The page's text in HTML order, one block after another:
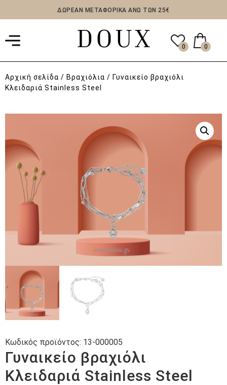
ΔΩΡΕΑΝ ΜΕΤΑΦΟΡΙΚΑ ΑΝΩ ΤΩΝ 25€
0 0
Αρχική σελίδα / Βραχιόλια / Γυναικείο βραχιόλι
Κλειδαριά Stainless Steel
Γυναικείο βραχιόλι
Κλειδαριά Stainless Steel
Κωδικός προϊόντος: 13-000005